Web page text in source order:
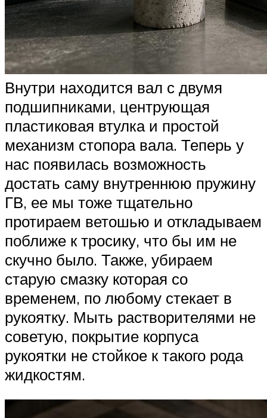
Внутри находится вал с двумя
подшипниками, центрующая
пластиковая втулка и простой
механизм стопора вала. Теперь у
нас появилась возможность
достать саму внутреннюю пружину
ГВ, ее мы тоже тщательно
протираем ветошью и откладываем
поближе к тросику, что бы им не
скучно было. Также, убираем
старую смазку которая со
временем, по любому стекает в
рукоятку. Мыть растворителями не
советую, покрытие корпуса
рукоятки не стойкое к такого рода
жидкостям.